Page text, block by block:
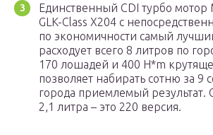
Единственный CDI турбо мотор
GLK-Class X204 с
по экономичности самый
расходует всего 8 литров по
170 лошадей и 400 H*m
позволяет набирать сотню за 9
города приемлемый результат.
2,1 литра – это 220 версия.